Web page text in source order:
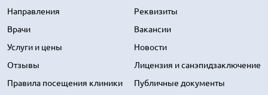
Направления
Врачи
Услуги и цены
Отзывы
Правила посещения клиники
Реквизиты
Вакансии
Новости
Лицензия и санэпидзаключение
Публичные документы